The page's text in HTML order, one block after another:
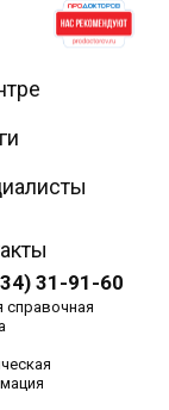
31-91-60
справочная